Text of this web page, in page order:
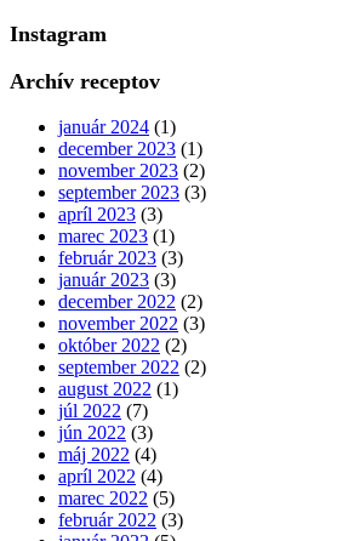
Instagram
Archív receptov
január 2024 (1)
december 2023 (1)
november 2023 (2)
september 2023 (3)
apríl 2023 (3)
marec 2023 (1)
február 2023 (3)
január 2023 (3)
december 2022 (2)
november 2022 (3)
október 2022 (2)
september 2022 (2)
august 2022 (1)
júl 2022 (7)
jún 2022 (3)
máj 2022 (4)
apríl 2022 (4)
marec 2022 (5)
február 2022 (3)